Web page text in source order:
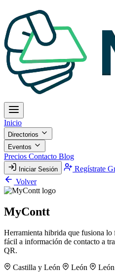
Inicio
Directorios
Eventos
Precios Contacto Blog
Iniciar Sesión
Regístrate
Volver
MyContt
Herramienta hibrida que fusiona
fácil a información de contacto a
QR.
Castilla y León
León